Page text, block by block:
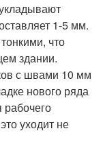
1-5 мм.
что
здании.
с швами 10 мм
нового ряда
рабочего
уходит не